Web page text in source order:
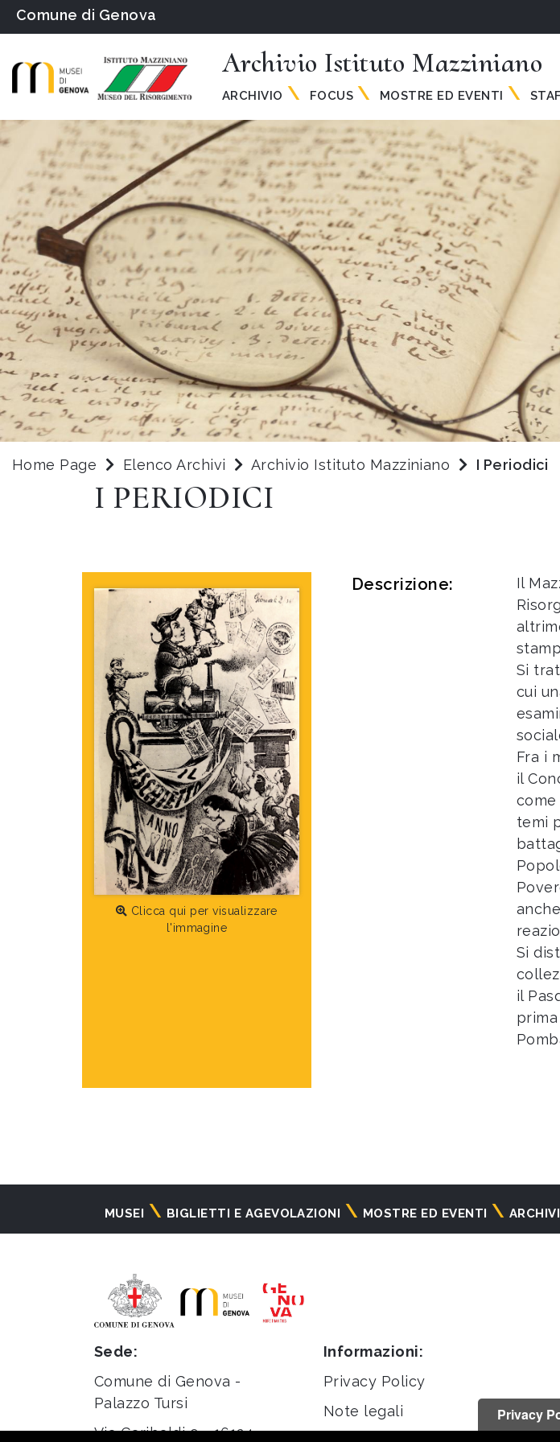
Comune di Genova
Archivio Istituto Mazziniano
ARCHIVIO FOCUS MOSTRE ED EVENTI
Home Page Elenco Archivi Archivio Istituto Mazziniano I Periodici
I PERIODICI
Clicca qui per visualizzare
l'immagine
Descrizione:
Il
Si
cui
Fra i
il
temi
Si
il
Navigazione
MUSEI BIGLIETTI E AGEVOLAZIONI MOSTRE ED EVENTI
Sede:
Comune di Genova -
Palazzo Tursi
Via Garibaldi 9 - 16124
Informazioni:
Privacy Policy
Note legali
Privacy